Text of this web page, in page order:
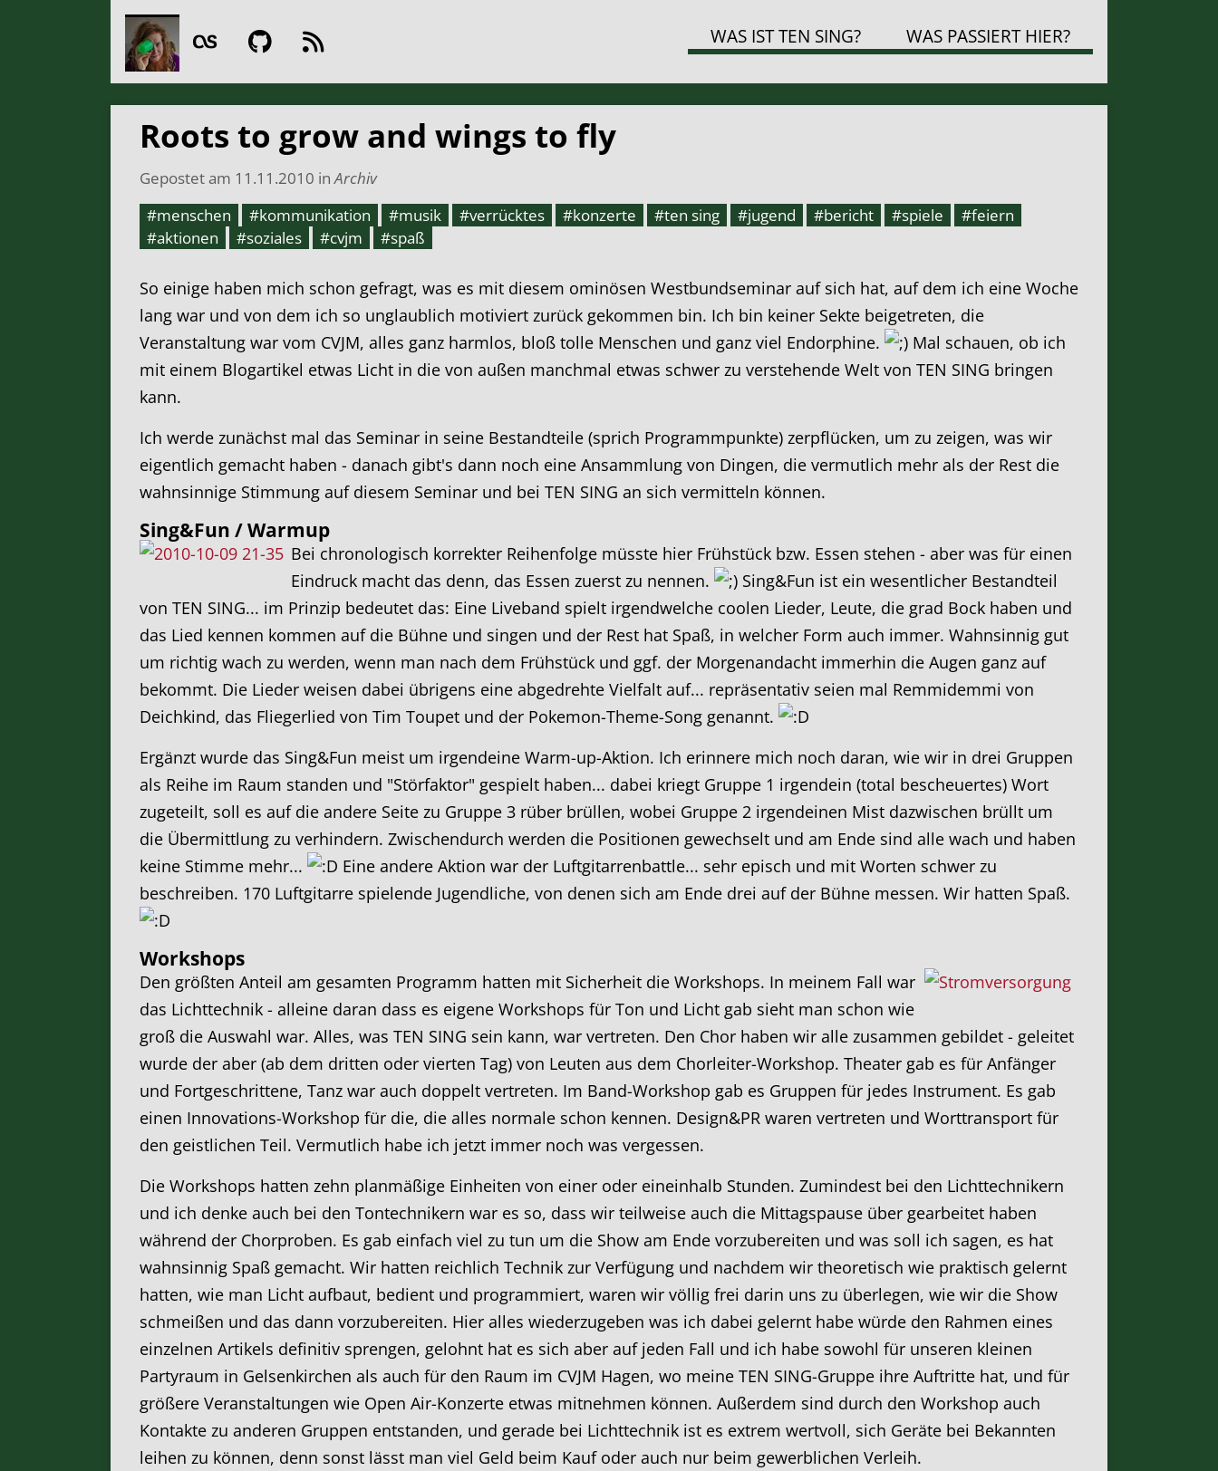
WAS IST TEN SING? WAS PASSIERT HIER?
Roots to grow and wings to fly
Gepostet am 11.11.2010 inArchiv
#menschen
#kommunikation #musik #verrücktes #konzerte #ten sing #jugend #bericht #spiele
#feiern
#aktionen
#soziales #cvjm #spaß
So einige haben mich schon gefragt, was es mit diesem ominösen Westbundseminar auf sich hat, auf dem ich eine Woche
lang war und von dem ich so unglaublich motiviert zurück gekommen bin. Ich bin keiner Sekte beigetreten, die
Veranstaltung war vom CVJM, alles ganz harmlos, bloß tolle Menschen und ganz viel Endorphine.
Mal schauen, ob ich
mit einem Blogartikel etwas Licht in die von außen manchmal etwas schwer zu verstehende Welt von TEN SING bringen
kann.
Ich werde zunächst mal das Seminar in seine Bestandteile (sprich Programmpunkte) zerpflücken, um zu zeigen, was wir
eigentlich gemacht haben - danach gibt's dann noch eine Ansammlung von Dingen, die vermutlich mehr als der Rest die
wahnsinnige Stimmung auf diesem Seminar und bei TEN SING an sich vermitteln können.
Sing&Fun / Warmup
Bei chronologisch korrekter Reihenfolge müsste hier Frühstück bzw. Essen stehen - aber was für einen
Eindruck macht das denn, das Essen zuerst zu nennen.
Sing&Fun ist ein wesentlicher Bestandteil
von TEN SING... im Prinzip bedeutet das: Eine Liveband spielt irgendwelche coolen Lieder, Leute, die grad Bock haben und
das Lied kennen kommen auf die Bühne und singen und der Rest hat Spaß, in welcher Form auch immer. Wahnsinnig gut
um richtig wach zu werden, wenn man nach dem Frühstück und ggf. der Morgenandacht immerhin die Augen ganz auf
bekommt. Die Lieder weisen dabei übrigens eine abgedrehte Vielfalt auf... repräsentativ seien mal Remmidemmi von
Deichkind, das Fliegerlied von Tim Toupet und der Pokemon-Theme-Song genannt.
Ergänzt wurde das Sing&Fun meist um irgendeine Warm-up-Aktion. Ich erinnere mich noch daran, wie wir in drei Gruppen
als Reihe im Raum standen und "Störfaktor" gespielt haben... dabei kriegt Gruppe 1 irgendein (total bescheuertes) Wort
zugeteilt, soll es auf die andere Seite zu Gruppe 3 rüber brüllen, wobei Gruppe 2 irgendeinen Mist dazwischen brüllt um
die Übermittlung zu verhindern. Zwischendurch werden die Positionen gewechselt und am Ende sind alle wach und haben
keine Stimme mehr...
Eine andere Aktion war der Luftgitarrenbattle... sehr episch und mit Worten schwer zu
beschreiben. 170 Luftgitarre spielende Jugendliche, von denen sich am Ende drei auf der Bühne messen. Wir hatten Spaß.
Workshops
Den größten Anteil am gesamten Programm hatten mit Sicherheit die Workshops. In meinem Fall war
das Lichttechnik - alleine daran dass es eigene Workshops für Ton und Licht gab sieht man schon wie
groß die Auswahl war. Alles, was TEN SING sein kann, war vertreten. Den Chor haben wir alle zusammen gebildet - geleitet
wurde der aber (ab dem dritten oder vierten Tag) von Leuten aus dem Chorleiter-Workshop. Theater gab es für Anfänger
und Fortgeschrittene, Tanz war auch doppelt vertreten. Im Band-Workshop gab es Gruppen für jedes Instrument. Es gab
einen Innovations-Workshop für die, die alles normale schon kennen. Design&PR waren vertreten und Worttransport für
den geistlichen Teil. Vermutlich habe ich jetzt immer noch was vergessen.
Die Workshops hatten zehn planmäßige Einheiten von einer oder eineinhalb Stunden. Zumindest bei den Lichttechnikern
und ich denke auch bei den Tontechnikern war es so, dass wir teilweise auch die Mittagspause über gearbeitet haben
während der Chorproben. Es gab einfach viel zu tun um die Show am Ende vorzubereiten und was soll ich sagen, es hat
wahnsinnig Spaß gemacht. Wir hatten reichlich Technik zur Verfügung und nachdem wir theoretisch wie praktisch gelernt
hatten, wie man Licht aufbaut, bedient und programmiert, waren wir völlig frei darin uns zu überlegen, wie wir die Show
schmeißen und das dann vorzubereiten. Hier alles wiederzugeben was ich dabei gelernt habe würde den Rahmen eines
einzelnen Artikels definitiv sprengen, gelohnt hat es sich aber auf jeden Fall und ich habe sowohl für unseren kleinen
Partyraum in Gelsenkirchen als auch für den Raum im CVJM Hagen, wo meine TEN SING-Gruppe ihre Auftritte hat, und für
größere Veranstaltungen wie Open Air-Konzerte etwas mitnehmen können. Außerdem sind durch den Workshop auch
Kontakte zu anderen Gruppen entstanden, und gerade bei Lichttechnik ist es extrem wertvoll, sich Geräte bei Bekannten
leihen zu können, denn sonst lässt man viel Geld beim Kauf oder auch nur beim gewerblichen Verleih.